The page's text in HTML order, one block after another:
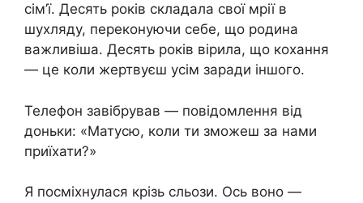
сім’ї. Десять років складала свої мрії в
шухляду, переконуючи себе, що родина
важливіша. Десять років вірила, що кохання
— це коли жертвуєш усім заради іншого.
Телефон завібрував — повідомлення від
доньки: «Матусю, коли ти зможеш за нами
приїхати?»
Я посміхнулася крізь сльози. Ось воно —